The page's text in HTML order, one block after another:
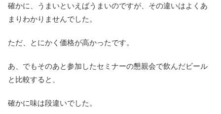
確かに、うまいといえばうまいのですが、その違いはよくあ
まりわかりませんでした。
ただ、とにかく価格が高かったです。
あ、でもそのあと参加したセミナーの懇親会で飲んだビール
と比較すると、
確かに味は段違いでした。